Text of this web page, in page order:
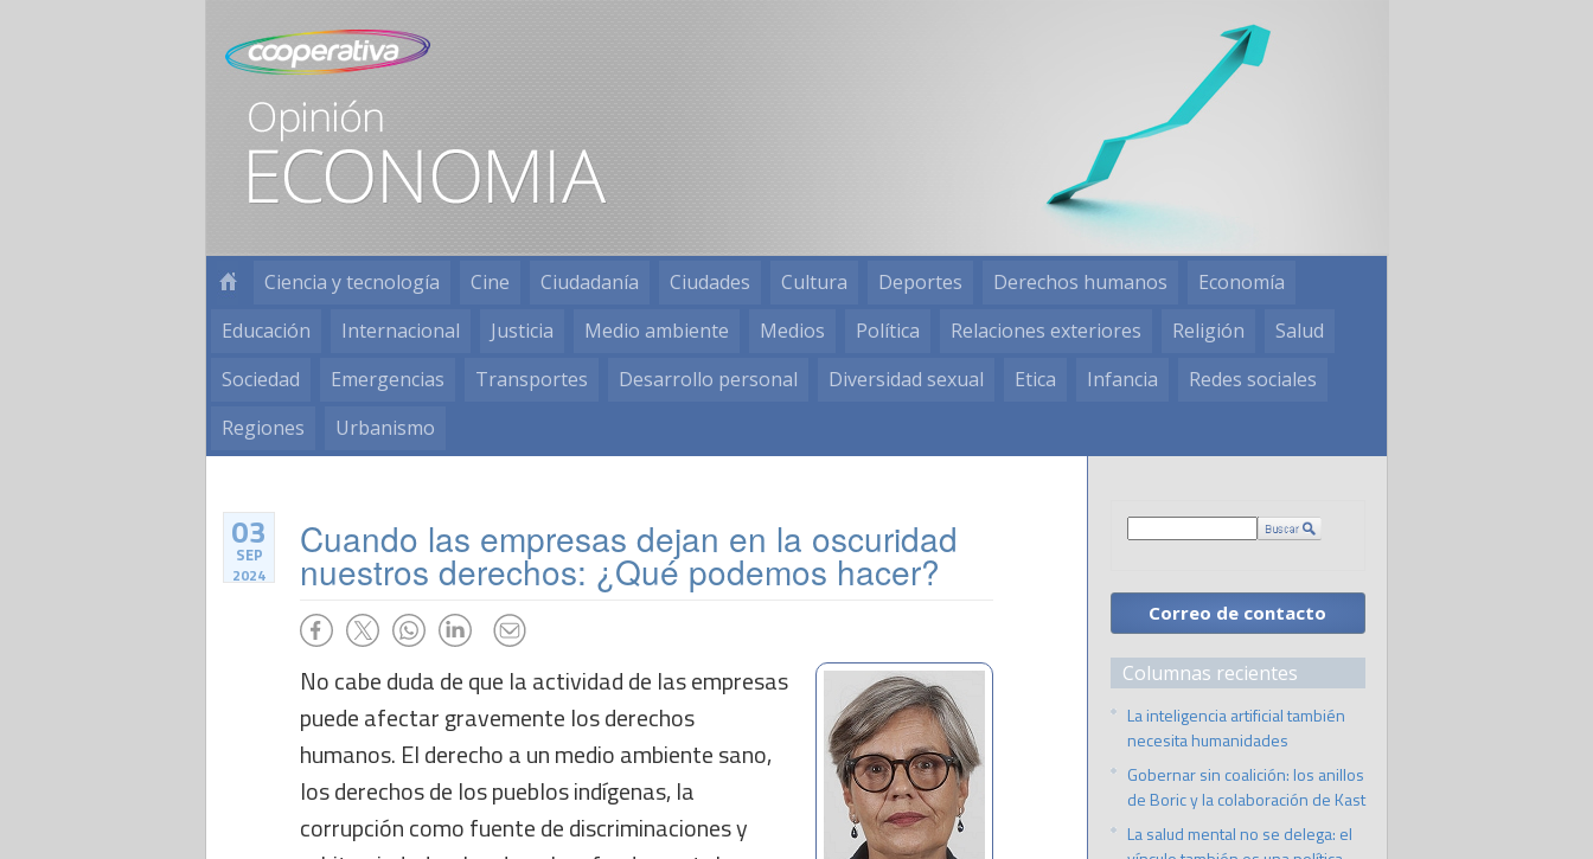
Ciencia y tecnología Cine Ciudadanía Ciudades Cultura Deportes Derechos humanos
Economía
Educación
Internacional Justicia Medio ambiente Medios Política Relaciones exteriores Religión
Salud
Sociedad
Emergencias Transportes Desarrollo personal Diversidad sexual Etica Infancia
Redes sociales
Regiones
Urbanismo
03
SEP
2024
Cuando las empresas dejan en la oscuridad
nuestros derechos: ¿Qué podemos hacer?
No cabe duda de que la actividad de las empresas
puede afectar gravemente los derechos
humanos. El derecho a un medio ambiente sano,
los derechos de los pueblos indígenas, la
corrupción como fuente de discriminaciones y
Correo de contacto
Columnas recientes
La inteligencia artificial también
necesita humanidades
Gobernar sin coalición: los anillos
de Boric y la colaboración de Kast
La salud mental no se delega: el